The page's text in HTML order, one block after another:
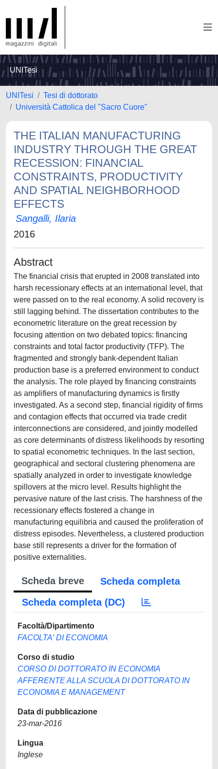
UNITesi
UNITesi
Tesi di dottorato
Università Cattolica del "Sacro Cuore"
THE ITALIAN MANUFACTURING
INDUSTRY THROUGH THE GREAT
RECESSION: FINANCIAL
CONSTRAINTS, PRODUCTIVITY
AND SPATIAL NEIGHBORHOOD
EFFECTS
Sangalli, Ilaria
2016
Abstract
The financial crisis that erupted in 2008 translated into
harsh recessionary effects at an international level, that
were passed on to the real economy. A solid recovery is
still lagging behind. The dissertation contributes to the
econometric literature on the great recession by
focusing attention on two debated topics: financing
constraints and total factor productivity (TFP). The
fragmented and strongly bank-dependent Italian
production base is a preferred environment to conduct
the analysis. The role played by financing constraints
as amplifiers of manufacturing dynamics is firstly
investigated. As a second step, financial rigidity of firms
and contagion effects that occurred via trade credit
interconnections are considered, and jointly modelled
as core determinants of distress likelihoods by resorting
to spatial econometric techniques. In the last section,
geographical and sectoral clustering phenomena are
spatially analyzed in order to investigate knowledge
spillovers at the micro level. Results highlight the
pervasive nature of the last crisis. The harshness of the
recessionary effects fostered a change in
manufacturing equilibria and caused the proliferation of
distress episodes. Nevertheless, a clustered production
base still represents a driver for the formation of
positive externalities.
Scheda breve
Scheda completa
Scheda completa (DC)
Facoltà/Dipartimento
FACOLTA' DI ECONOMIA
Corso di studio
CORSO DI DOTTORATO IN ECONOMIA
AFFERENTE ALLA SCUOLA DI DOTTORATO IN
ECONOMIA E MANAGEMENT
Data di pubblicazione
23-mar-2016
Lingua
Inglese